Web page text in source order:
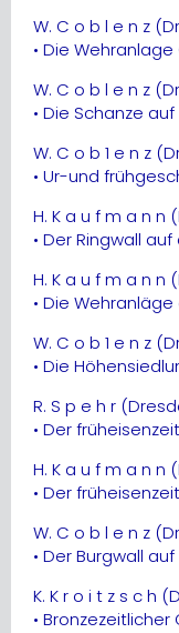
W. C o b l e n z
• Die
W. C o b l e n z
• Die Schanze
W. C o b 1 e n z
• Ur-und
H. K a u f m a n n
• Der Ringwall
H. K a u f m a n n
• Die
W. C o b 1 e n z
• Die
R. S p e h r
• Der
H. K a u f m a n n
• Der
W. C o b l e n z
• Der Burgwall
K. K r o i t z s c h
•